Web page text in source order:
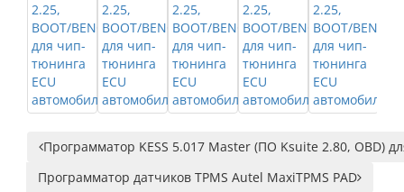
Программатор KESS 5.017 Master (ПО Ksuite 2.80, OBD)
Программатор датчиков TPMS Autel MaxiTPMS PAD